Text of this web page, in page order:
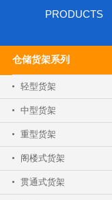
PRODUCTS
仓储货架系列
轻型货架
中型货架
重型货架
阁楼式货架
贯通式货架